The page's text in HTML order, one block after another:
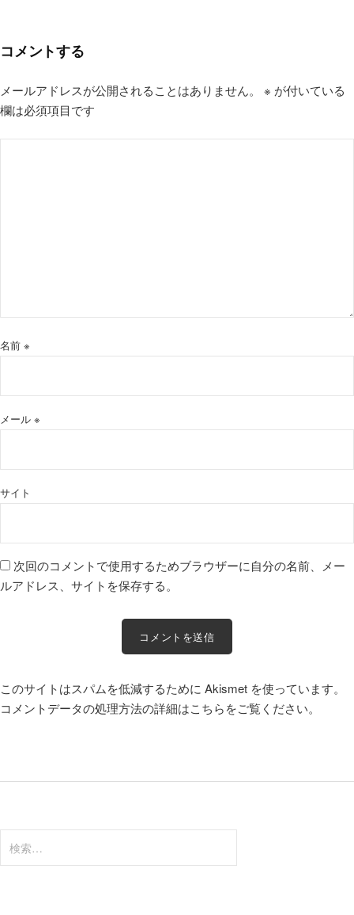
ョ
コメントする
メールアドレスが公開されることはありません。 ※ が付いている
欄は必須項目です
名前 ※
メール ※
サイト
次回のコメントで使用するためブラウザーに自分の名前、メー
ルアドレス、サイトを保存する。
このサイトはスパムを低減するために Akismet を使っています。
コメントデータの処理方法の詳細はこちらをご覧ください。
索: